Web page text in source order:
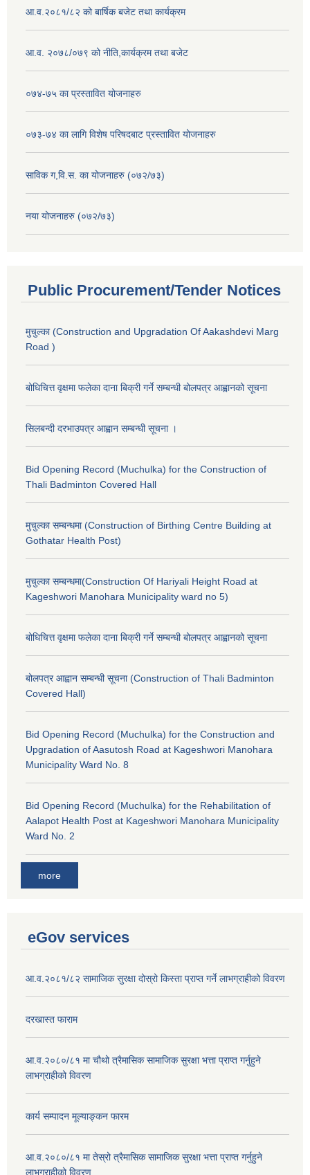
आ.व.२०८१/८२ को बार्षिक बजेट तथा कार्यक्रम
आ.व. २०७८/०७९ को नीति,कार्यक्रम तथा बजेट
०७४-७५ का प्रस्तावित योजनाहरु
०७३-७४ का लागि विशेष परिषदबाट प्रस्तावित योजनाहरु
साविक ग,वि.स. का योजनाहरु (०७२/७३)
नया योजनाहरु (०७२/७३)
Public Procurement/Tender Notices
मुचुल्का (Construction and Upgradation Of Aakashdevi Marg
Road )
बोधिचित्त वृक्षमा फलेका दाना बिक्री गर्ने सम्बन्धी बोलपत्र आह्वानको सूचना
सिलबन्दी दरभाउपत्र आह्वान सम्बन्धी सूचना ।
Bid Opening Record (Muchulka) for the Construction of
Thali Badminton Covered Hall
मुचुल्का सम्बन्धमा (Construction of Birthing Centre Building at
Gothatar Health Post)
मुचुल्का सम्बन्धमा(Construction Of Hariyali Height Road at
Kageshwori Manohara Municipality ward no 5)
बोधिचित्त वृक्षमा फलेका दाना बिक्री गर्ने सम्बन्धी बोलपत्र आह्वानको सूचना
बोलपत्र आह्वान सम्बन्धी सूचना (Construction of Thali Badminton
Covered Hall)
Bid Opening Record (Muchulka) for the Construction and
Upgradation of Aasutosh Road at Kageshwori Manohara
Municipality Ward No. 8
Bid Opening Record (Muchulka) for the Rehabilitation of
Aalapot Health Post at Kageshwori Manohara Municipality
Ward No. 2
more
eGov services
आ.व.२०८१/८२ सामाजिक सुरक्षा दोस्रो किस्ता प्राप्त गर्ने लाभग्राहीको विवरण
दरखास्त फाराम
आ.व.२०८०/८१ मा चौथो त्रैमासिक सामाजिक सुरक्षा भत्ता प्राप्त गर्नुहुने
लाभग्राहीको विवरण
कार्य सम्पादन मूल्याङ्कन फारम
आ.व.२०८०/८१ मा तेस्रो त्रैमासिक सामाजिक सुरक्षा भत्ता प्राप्त गर्नुहुने
लाभग्राहीको विवरण